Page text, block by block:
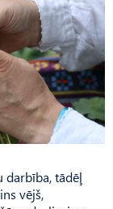
darbība, tādēļ
vējš,